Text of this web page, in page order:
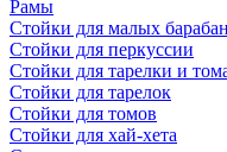
Рамы
Стойки для малых
Стойки для перкуссии
Стойки для тарелки и
Стойки для тарелок
Стойки для томов
Стойки для хай-хета